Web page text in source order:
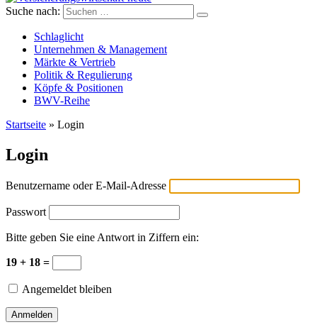
Versicherungswirtschaft-heute
Suche nach:
Schlaglicht
Unternehmen & Management
Märkte & Vertrieb
Politik & Regulierung
Köpfe & Positionen
BWV-Reihe
Startseite » Login
Login
Benutzername oder E-Mail-Adresse
Passwort
Bitte geben Sie eine Antwort in Ziffern ein:
19 + 18 =
Angemeldet bleiben